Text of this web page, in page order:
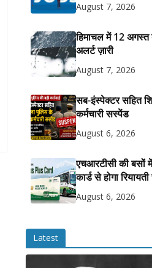
August 7, 2026
हिमाचल में 12 अगस्त
अलर्ट ज़ारी
August 7, 2026
सब-इंस्पेक्टर सहित
कर्मचारी सस्पेंड
August 6, 2026
एचआरटीसी की बसों
कार्ड से होगा
August 6, 2026
Latest